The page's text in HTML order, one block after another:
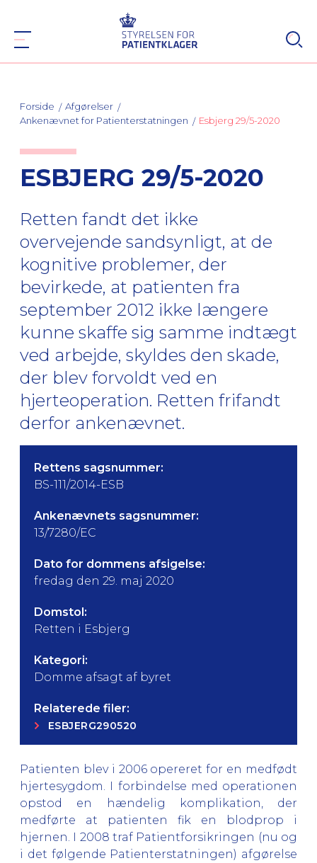
Forside
Afgørelser
Ankenævnet for Patienterstatningen
Esbjerg 29/5-2020
ESBJERG 29/5-2020
Retten fandt det ikke
overvejende sandsynligt, at de
kognitive problemer, der
bevirkede, at patienten fra
september 2012 ikke længere
kunne skaffe sig samme indtægt
ved arbejde, skyldes den skade,
der blev forvoldt ved en
hjerteoperation. Retten frifandt
derfor ankenævnet.
Rettens sagsnummer:
BS-111/2014-ESB
Ankenævnets sagsnummer:
13/7280/EC
Dato for dommens afsigelse:
fredag den 29. maj 2020
Domstol:
Retten i Esbjerg
Kategori:
Domme afsagt af byret
Relaterede filer:
ESBJERG290520
Patienten blev i 2006 opereret for en medfødt
hjertesygdom. I forbindelse med operationen
opstod en hændelig komplikation, der
medførte at patienten fik en blodprop i
hjernen. I 2008 traf Patientforsikringen (nu og
i det følgende Patienterstatningen) afgørelse